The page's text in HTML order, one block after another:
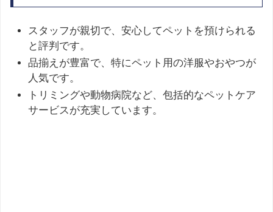
スタッフが親切で、安心してペットを預けられる
と評判です。
品揃えが豊富で、特にペット用の洋服やおやつが
人気です。
トリミングや動物病院など、包括的なペットケア
サービスが充実しています。